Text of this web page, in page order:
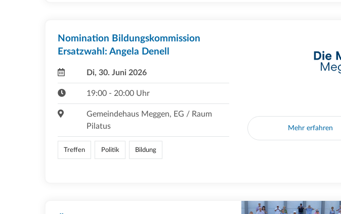
Nomination Bildungskommission
Ersatzwahl: Angela Denell
Di, 30. Juni 2026
19:00 - 20:00 Uhr
Gemeindehaus Meggen, EG / Raum
Pilatus
Treffen Politik Bildung
Mehr erfahren